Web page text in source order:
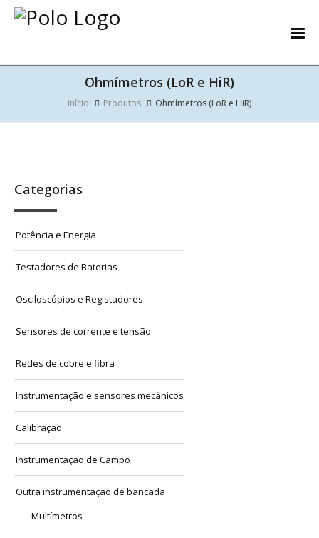
Ohmímetros (LoR e HiR)
Início Produtos Ohmímetros (LoR e HiR)
Categorias
Potência e Energia
Testadores de Baterias
Osciloscópios e Registadores
Sensores de corrente e tensão
Redes de cobre e fibra
Instrumentação e sensores mecânicos
Calibração
Instrumentação de Campo
Outra instrumentação de bancada
Multímetros